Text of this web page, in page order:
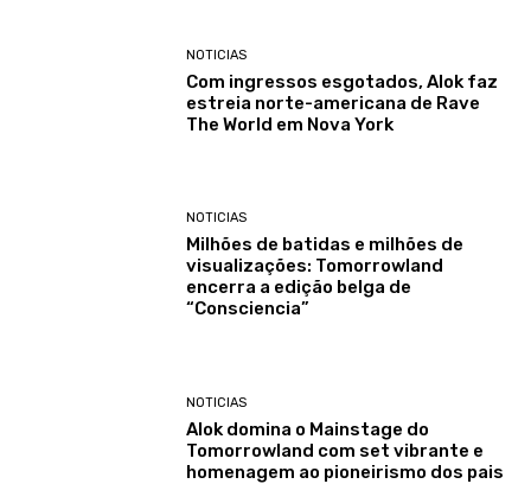
NOTICIAS
Com ingressos esgotados, Alok faz
estreia norte-americana de Rave
The World em Nova York
NOTICIAS
Milhões de batidas e milhões de
visualizações: Tomorrowland
encerra a edição belga de
“Consciencia”
NOTICIAS
Alok domina o Mainstage do
Tomorrowland com set vibrante e
homenagem ao pioneirismo dos pais